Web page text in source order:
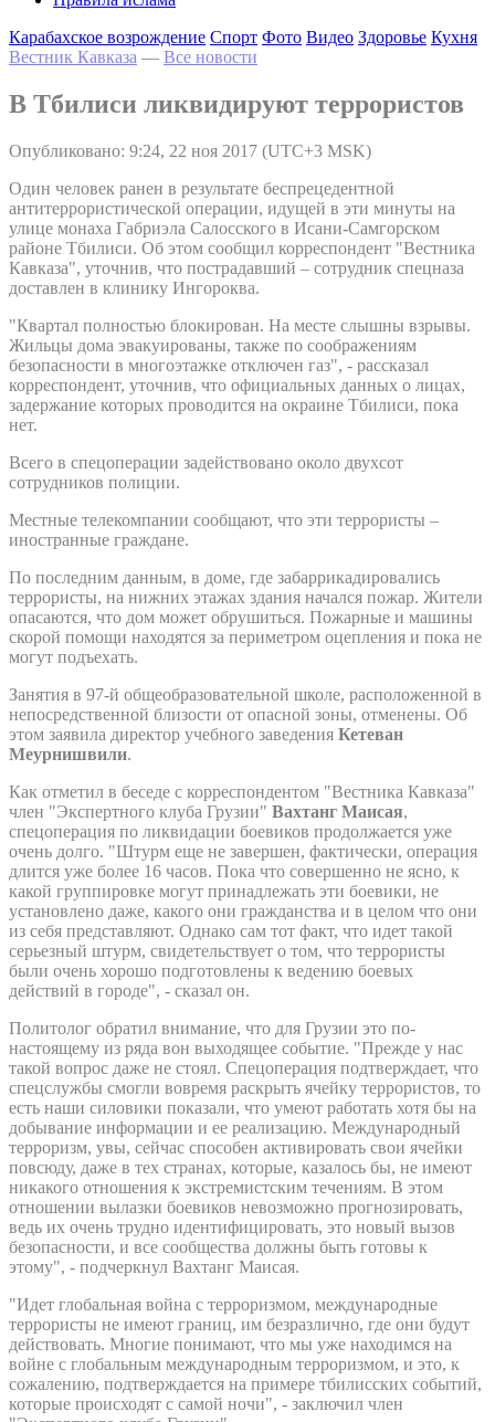
Карабахское возрождение Спорт Фото Видео Здоровье Кухня
Вестник Кавказа — Все новости
В Тбилиси ликвидируют террористов
Опубликовано: 9:24, 22 ноя 2017 (UTC+3 MSK)
Один человек ранен в результате беспрецедентной
антитеррористической операции, идущей в эти минуты на
улице монаха Габриэла Салосского в Исани-Самгорском
районе Тбилиси. Об этом сообщил корреспондент "Вестника
Кавказа", уточнив, что пострадавший – сотрудник спецназа
доставлен в клинику Ингороква.
"Квартал полностью блокирован. На месте слышны взрывы.
Жильцы дома эвакуированы, также по соображениям
безопасности в многоэтажке отключен газ", - рассказал
корреспондент, уточнив, что официальных данных о лицах,
задержание которых проводится на окраине Тбилиси, пока
нет.
Всего в спецоперации задействовано около двухсот
сотрудников полиции.
Местные телекомпании сообщают, что эти террористы –
иностранные граждане.
По последним данным, в доме, где забаррикадировались
террористы, на нижних этажах здания начался пожар. Жители
опасаются, что дом может обрушиться. Пожарные и машины
скорой помощи находятся за периметром оцепления и пока не
могут подъехать.
Занятия в 97-й общеобразовательной школе, расположенной в
непосредственной близости от опасной зоны, отменены. Об
этом заявила директор учебного заведения Кетеван
Меурнишвили.
Как отметил в беседе с корреспондентом "Вестника Кавказа"
член "Экспертного клуба Грузии" Вахтанг Маисая,
спецоперация по ликвидации боевиков продолжается уже
очень долго. "Штурм еще не завершен, фактически, операция
длится уже более 16 часов. Пока что совершенно не ясно, к
какой группировке могут принадлежать эти боевики, не
установлено даже, какого они гражданства и в целом что они
из себя представляют. Однако сам тот факт, что идет такой
серьезный штурм, свидетельствует о том, что террористы
были очень хорошо подготовлены к ведению боевых
действий в городе", - сказал он.
Политолог обратил внимание, что для Грузии это по-
настоящему из ряда вон выходящее событие. "Прежде у нас
такой вопрос даже не стоял. Спецоперация подтверждает, что
спецслужбы смогли вовремя раскрыть ячейку террористов, то
есть наши силовики показали, что умеют работать хотя бы на
добывание информации и ее реализацию. Международный
терроризм, увы, сейчас способен активировать свои ячейки
повсюду, даже в тех странах, которые, казалось бы, не имеют
никакого отношения к экстремистским течениям. В этом
отношении вылазки боевиков невозможно прогнозировать,
ведь их очень трудно идентифицировать, это новый вызов
безопасности, и все сообщества должны быть готовы к
этому", - подчеркнул Вахтанг Маисая.
"Идет глобальная война с терроризмом, международные
террористы не имеют границ, им безразлично, где они будут
действовать. Многие понимают, что мы уже находимся на
войне с глобальным международным терроризмом, и это, к
сожалению, подтверждается на примере тбилисских событий,
которые происходят с самой ночи", - заключил член